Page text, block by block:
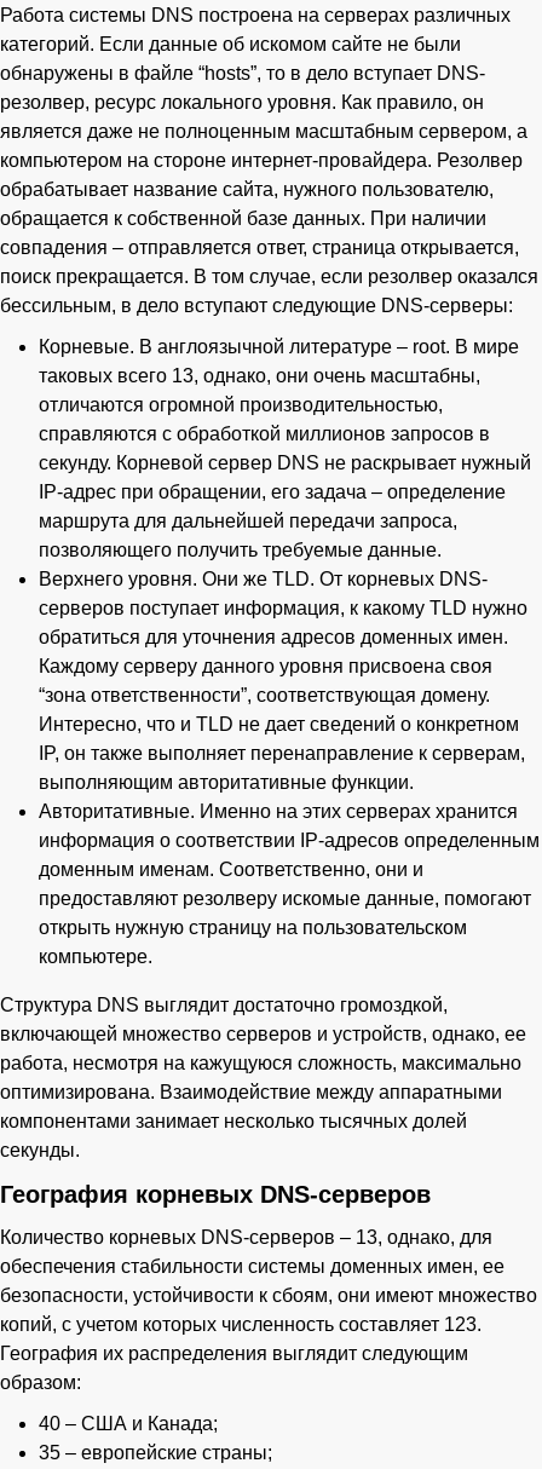
Работа системы DNS построена на серверах различных
категорий. Если данные об искомом сайте не были
обнаружены в файле “hosts”, то в дело вступает DNS-
резолвер, ресурс локального уровня. Как правило, он
является даже не полноценным масштабным сервером, а
компьютером на стороне интернет-провайдера. Резолвер
обрабатывает название сайта, нужного пользователю,
обращается к собственной базе данных. При наличии
совпадения – отправляется ответ, страница открывается,
поиск прекращается. В том случае, если резолвер оказался
бессильным, в дело вступают следующие DNS-серверы:
Корневые. В англоязычной литературе – root. В мире
таковых всего 13, однако, они очень масштабны,
отличаются огромной производительностью,
справляются с обработкой миллионов запросов в
секунду. Корневой сервер DNS не раскрывает нужный
IP-адрес при обращении, его задача – определение
маршрута для дальнейшей передачи запроса,
позволяющего получить требуемые данные.
Верхнего уровня. Они же TLD. От корневых DNS-
серверов поступает информация, к какому TLD нужно
обратиться для уточнения адресов доменных имен.
Каждому серверу данного уровня присвоена своя
“зона ответственности”, соответствующая домену.
Интересно, что и TLD не дает сведений о конкретном
IP, он также выполняет перенаправление к серверам,
выполняющим авторитативные функции.
Авторитативные. Именно на этих серверах хранится
информация о соответствии IP-адресов определенным
доменным именам. Соответственно, они и
предоставляют резолверу искомые данные, помогают
открыть нужную страницу на пользовательском
компьютере.
Структура DNS выглядит достаточно громоздкой,
включающей множество серверов и устройств, однако, ее
работа, несмотря на кажущуюся сложность, максимально
оптимизирована. Взаимодействие между аппаратными
компонентами занимает несколько тысячных долей
секунды.
География корневых DNS-серверов
Количество корневых DNS-серверов – 13, однако, для
обеспечения стабильности системы доменных имен, ее
безопасности, устойчивости к сбоям, они имеют множество
копий, с учетом которых численность составляет 123.
География их распределения выглядит следующим
образом:
40 – США и Канада;
35 – европейские страны;